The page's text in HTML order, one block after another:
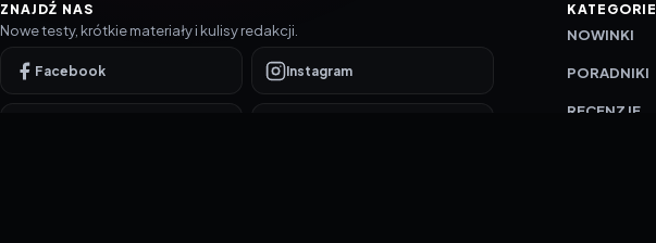
ZNAJDŹ NAS
Nowe testy, krótkie materiały i kulisy redakcji.
Facebook Instagram
KATEGORIE
NOWINKI
PORADNIKI
RECENZJE